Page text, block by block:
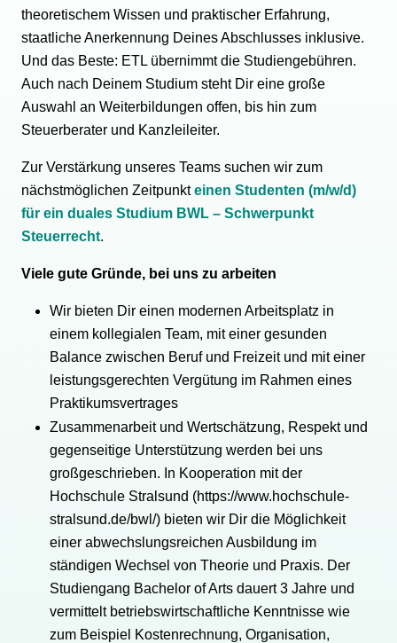
theoretischem Wissen und praktischer Erfahrung,
staatliche Anerkennung Deines Abschlusses inklusive.
Und das Beste: ETL übernimmt die Studiengebühren.
Auch nach Deinem Studium steht Dir eine große
Auswahl an Weiterbildungen offen, bis hin zum
Steuerberater und Kanzleileiter.
Zur Verstärkung unseres Teams suchen wir zum
nächstmöglichen Zeitpunkteinen Studenten (m/w/d)
für ein duales Studium BWL – Schwerpunkt
Steuerrecht.
Viele gute Gründe, bei uns zu arbeiten
Wir bieten Dir einen modernen Arbeitsplatz in
einem kollegialen Team, mit einer gesunden
Balance zwischen Beruf und Freizeit und mit einer
leistungsgerechten Vergütung im Rahmen eines
Praktikumsvertrages
Zusammenarbeit und Wertschätzung, Respekt und
gegenseitige Unterstützung werden bei uns
großgeschrieben. In Kooperation mit der
Hochschule Stralsund (https://www.hochschule-
stralsund.de/bwl/) bieten wir Dir die Möglichkeit
einer abwechslungsreichen Ausbildung im
ständigen Wechsel von Theorie und Praxis. Der
Studiengang Bachelor of Arts dauert 3 Jahre und
vermittelt betriebswirtschaftliche Kenntnisse wie
zum Beispiel Kostenrechnung, Organisation,